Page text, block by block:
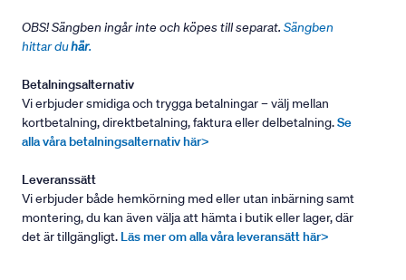
OBS! Sängben ingår inte och köpes till separat. Sängben
hittar duhär.
Betalningsalternativ
Vi erbjuder smidiga och trygga betalningar – välj mellan
kortbetalning, direktbetalning, faktura eller delbetalning.Se
alla våra betalningsalternativ här>
Leveranssätt
Vi erbjuder både hemkörning med eller utan inbärning samt
montering, du kan även välja att hämta i butik eller lager, där
det är tillgängligt. Läs mer om alla våra leveransätt här>